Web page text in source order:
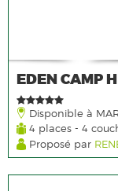
EDEN CAMP
Disponible à
4 places - 4
Proposé par